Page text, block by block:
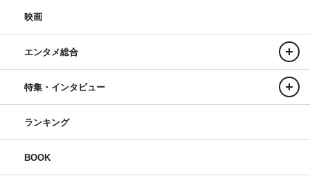
映画
エンタメ総合
特集・インタビュー
ランキング
BOOK